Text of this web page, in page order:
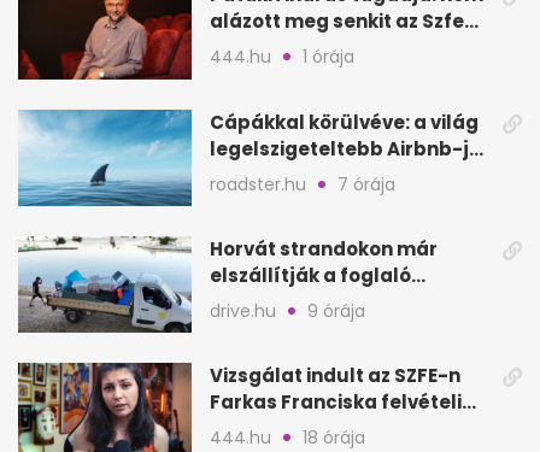
alázott meg senkit az Szfe
felvételijén
444.hu 1 órája
Cápákkal körülvéve: a világ
legelszigeteltebb Airbnb-je
a nyílt tengeren
roadster.hu 7 órája
Horvát strandokon már
elszállítják a foglaló
törölközőket is
drive.hu 9 órája
Vizsgálat indult az SZFE-n
Farkas Franciska felvételi
videója után
444.hu 18 órája